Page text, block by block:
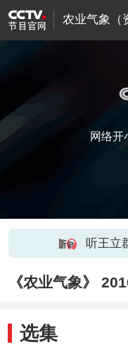
农业气象（
网络开
听王立
《农业气象》
选集